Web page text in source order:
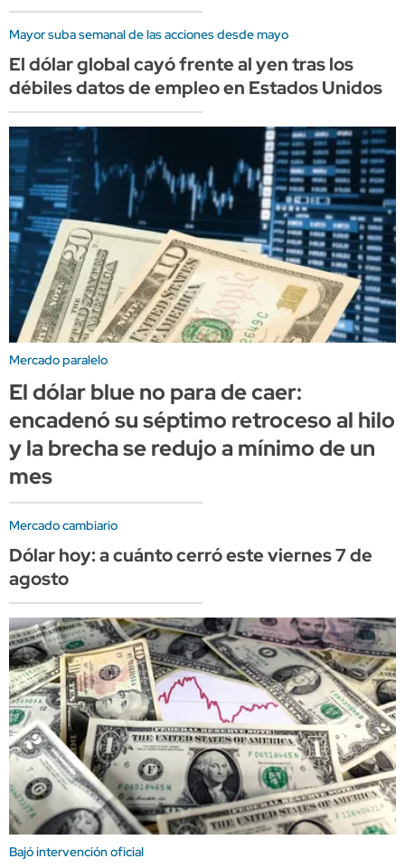
Mayor suba semanal de las acciones desde mayo
El dólar global cayó frente al yen tras los
débiles datos de empleo en Estados Unidos
Mercado paralelo
El dólar blue no para de caer:
encadenó su séptimo retroceso al hilo
y la brecha se redujo a mínimo de un
mes
Mercado cambiario
Dólar hoy: a cuánto cerró este viernes 7 de
agosto
Bajó intervención oficial